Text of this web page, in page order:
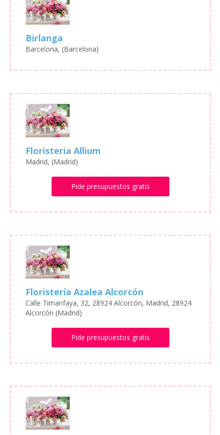
Birlanga
Barcelona, (Barcelona)
Floristeria Allium
Madrid, (Madrid)
Pide presupuestos gratis
Floristería Azalea Alcorcón
Calle Timanfaya, 32, 28924 Alcorcón, Madrid, 28924
Alcorcón (Madrid)
Pide presupuestos gratis